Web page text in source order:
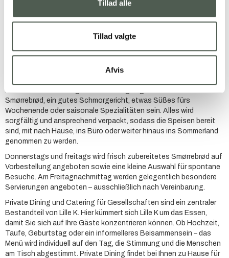
Tillad alle
Tillad valgte
Afvis
Lille K by Grantland ist eine kulinarische Werkstatt im Zentrum von
Ringkøbing, in der Speisen mit Ruhe, Präzision und großem
gearbeitet – stattdessen entstehen die Gerichte aus der Saison,
mitnehmen lässt und gut zum Teilen geeignet ist. Das können
Smørrebrød, ein gutes Schmorgericht, etwas Süßes fürs
Wochenende oder saisonale Spezialitäten sein. Alles wird
sorgfältig und ansprechend verpackt, sodass die Speisen bereit
sind, mit nach Hause, ins Büro oder weiter hinaus ins Sommerland
genommen zu werden.
Donnerstags und freitags wird frisch zubereitetes Smørrebrød auf
Vorbestellung angeboten sowie eine kleine Auswahl für spontane
Besuche. Am Freitagnachmittag werden gelegentlich besondere
Servierungen angeboten – ausschließlich nach Vereinbarung.
Private Dining und Catering für Gesellschaften sind ein zentraler
Bestandteil von Lille K. Hier kümmert sich Lille K um das Essen,
damit Sie sich auf Ihre Gäste konzentrieren können. Ob Hochzeit,
Taufe, Geburtstag oder ein informelleres Beisammensein – das
Menü wird individuell auf den Tag, die Stimmung und die Menschen
am Tisch abgestimmt. Private Dining findet bei Ihnen zu Hause für